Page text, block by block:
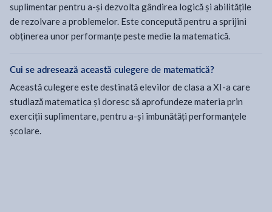
suplimentar pentru a-și dezvolta gândirea logică și abilitățile
de rezolvare a problemelor. Este concepută pentru a sprijini
obținerea unor performanțe peste medie la matematică.
Cui se adresează această culegere de matematică?
Această culegere este destinată elevilor de clasa a XI-a care
studiază matematica și doresc să aprofundeze materia prin
exerciții suplimentare, pentru a-și îmbunătăți performanțele
școlare.